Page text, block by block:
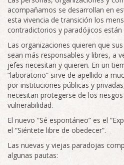
acompañamos se desarrollan en
esta vivencia de transición los
contradictorios y paradójicos están
Las organizaciones quieren que
sean más responsables y libres, a
jefes necesitan y quieren. En un
“laboratorio” sirve de apellido a
por instituciones públicas y
necesitan protegerse de los
vulnerabilidad.
El nuevo “Sé espontáneo” es el
el “Siéntete libre de obedecer”.
Las nuevas y viejas paradojas
algunas pautas: